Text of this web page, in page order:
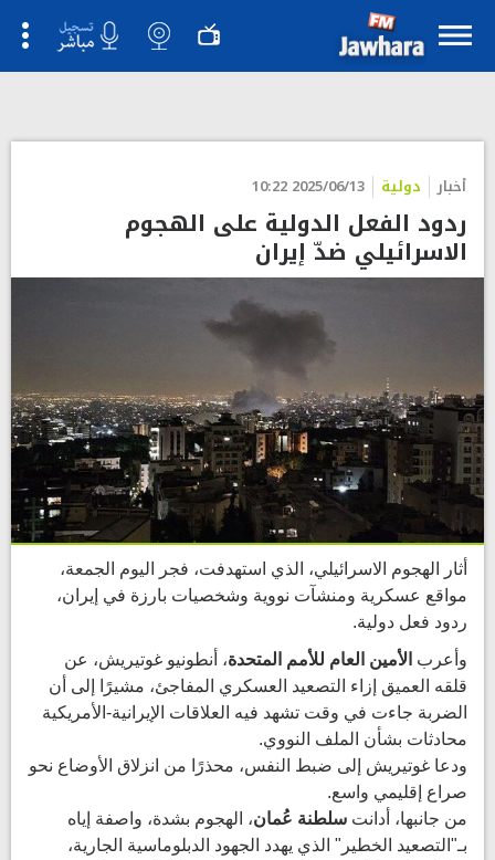
أخبار دولية 2025/06/13 10:22
ردود الفعل الدولية على الهجوم
الاسرائيلي ضدّ إيران
أثار الهجوم الاسرائيلي، الذي استهدفت، فجر اليوم الجمعة،
مواقع عسكرية ومنشآت نووية وشخصيات بارزة في إيران،
ردود فعل دولية.
وأعرب الأمين العام للأمم المتحدة، أنطونيو غوتيريش، عن
قلقه العميق إزاء التصعيد العسكري المفاجئ، مشيرًا إلى أن
الضربة جاءت في وقت تشهد فيه العلاقات الإيرانية-الأمريكية
محادثات بشأن الملف النووي.
ودعا غوتيريش إلى ضبط النفس، محذرًا من انزلاق الأوضاع نحو
صراع إقليمي واسع.
من جانبها، أدانت سلطنة عُمان، الهجوم بشدة، واصفة إياه
بـ"التصعيد الخطير" الذي يهدد الجهود الدبلوماسية الجارية،